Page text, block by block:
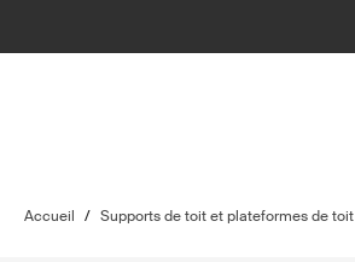
Accueil / Supports de toit et plateformes de toit